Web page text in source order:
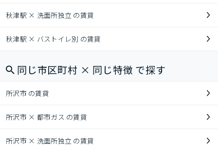
秋津駅 × 洗面所独立 の賃貸
秋津駅 × バストイレ別 の賃貸
同じ市区町村 × 同じ特徴 で探す
所沢市 の賃貸
所沢市 × 都市ガス の賃貸
所沢市 × 洗面所独立 の賃貸